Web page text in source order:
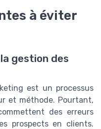
à éviter
gestion des
est un processus
et méthode. Pourtant,
des erreurs
prospects en clients.